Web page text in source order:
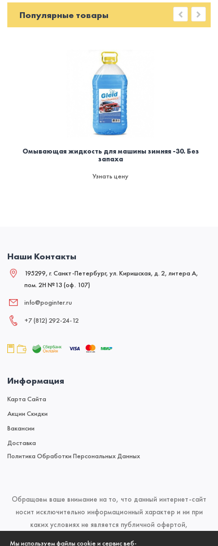
Мы используем файлы cookie и сервис веб-
Популярные товары
Омывающая жидкость для машины зимняя -30. Без
запаха
Узнать цену
Наши Контакты
195299, г. Санкт-Петербург, ул. Киришская, д. 2, литера А,
пом. 2Н №13 (оф. 107)
info@poginter.ru
+7 (812) 292‑24‑12
Информация
Карта Сайта
Акции Скидки
Вакансии
Доставка
Политика Обработки Персональных Данных
Обращаем ваше внимание на то, что данный интернет-сайт
носит исключительно информационный характер и ни при
каких условиях не является публичной офертой,